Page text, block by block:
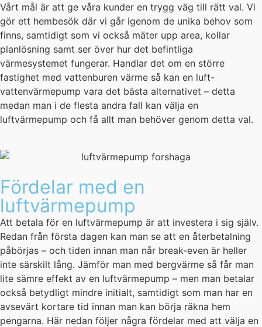
Vårt mål är att ge våra kunder en trygg väg till rätt val. Vi
gör ett hembesök där vi går igenom de unika behov som
finns, samtidigt som vi också mäter upp area, kollar
planlösning samt ser över hur det befintliga
värmesystemet fungerar. Handlar det om en större
fastighet med vattenburen värme så kan en luft-
vattenvärmepump vara det bästa alternativet – detta
medan man i de flesta andra fall kan välja en
luftvärmepump och få allt man behöver genom detta val.
Fördelar med en
luftvärmepump
Att betala för en luftvärmepump är att investera i sig själv.
Redan från första dagen kan man se att en återbetalning
påbörjas – och tiden innan man når break-even är heller
inte särskilt lång. Jämför man med bergvärme så får man
lite sämre effekt av en luftvärmepump – men man betalar
också betydligt mindre initialt, samtidigt som man har en
avsevärt kortare tid innan man kan börja räkna hem
pengarna. Här nedan följer några fördelar med att välja en